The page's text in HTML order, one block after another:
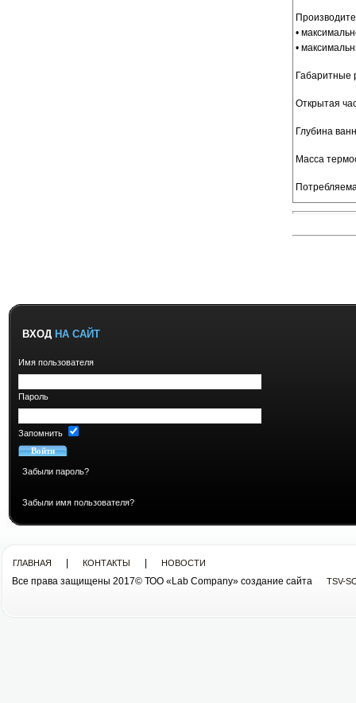
•
•
Габаритные
Открытая
Глубина
Масса
ВХОД НА САЙТ
Имя пользователя
Пароль
Запомнить
Забыли пароль?
Забыли имя пользователя?
ГЛАВНАЯ КОНТАКТЫ НОВОСТИ
Все права защищены 2017© ТОО «Lab Company» cоздание сайта TSV-